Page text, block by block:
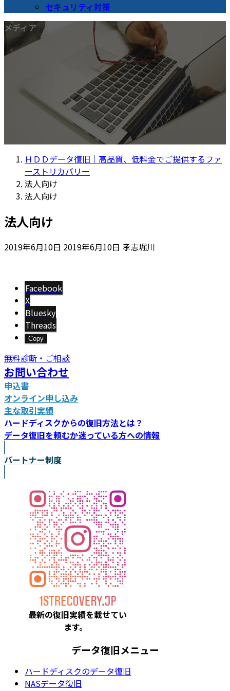
セキュリティ対策
メディア
ＨＤＤデータ復旧｜高品質、低料金でご提供するファ
ーストリカバリー
法人向け
法人向け
法人向け
2019年6月10日 最
2019年6月10日 孝志堀川
Facebook
X
Bluesky
Threads
Copy
無料診断・ご相談
お問い合わせ
申込書
オンライン申し込み
主な取引実績
ハードディスクからの復旧方法とは？
データ復旧を頼むか迷っている方への情報
パートナー制度
最新の復旧実績を載せてい
ます。
データ復旧メニュー
ハードディスクのデータ復旧
NASデータ復旧